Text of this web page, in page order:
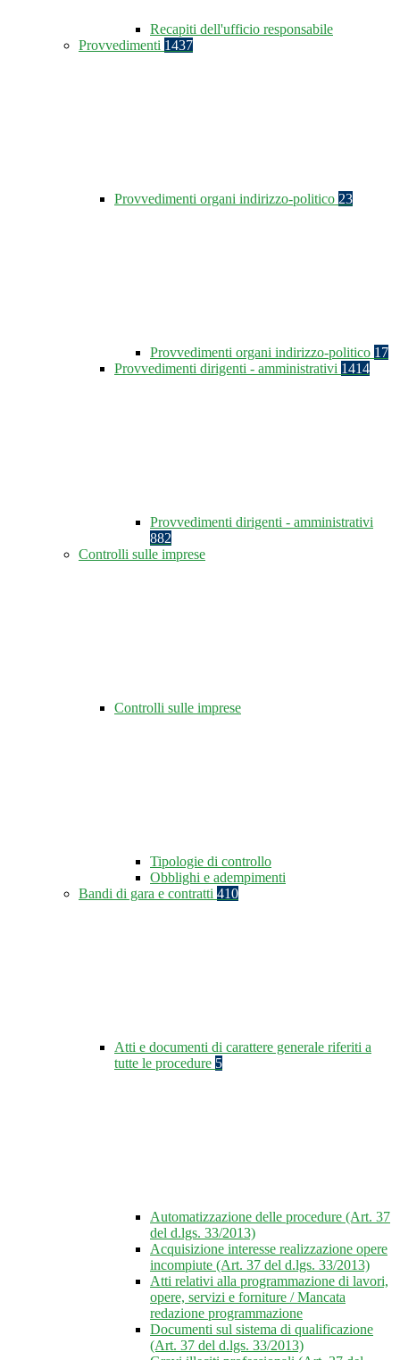
Recapiti dell'ufficio responsabile
Provvedimenti 1437
Provvedimenti organi indirizzo-politico 23
Provvedimenti organi indirizzo-politico 17
Provvedimenti dirigenti - amministrativi 1414
Provvedimenti dirigenti - amministrativi
882
Controlli sulle imprese
Controlli sulle imprese
Tipologie di controllo
Obblighi e adempimenti
Bandi di gara e contratti 410
Atti e documenti di carattere generale riferiti a
tutte le procedure 5
Automatizzazione delle procedure (Art. 37
del d.lgs. 33/2013)
Acquisizione interesse realizzazione opere
incompiute (Art. 37 del d.lgs. 33/2013)
Atti relativi alla programmazione di lavori,
opere, servizi e forniture / Mancata
redazione programmazione
Documenti sul sistema di qualificazione
(Art. 37 del d.lgs. 33/2013)